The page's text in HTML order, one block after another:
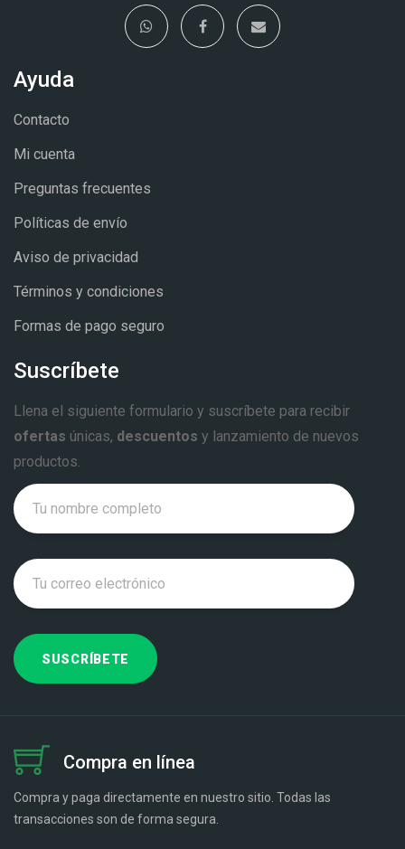
Ayuda
Contacto
Mi cuenta
Preguntas frecuentes
Políticas de envío
Aviso de privacidad
Términos y condiciones
Formas de pago seguro
Suscríbete
Llena el siguiente formulario y suscríbete para recibir
ofertas únicas, descuentos y lanzamiento de nuevos
productos.
Compra en línea
Compra y paga directamente en nuestro sitio. Todas las
transacciones son de forma segura.